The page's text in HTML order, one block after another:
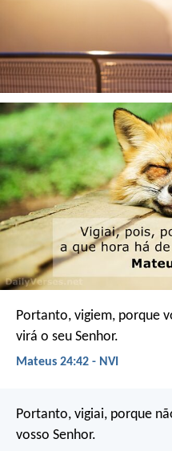
Portanto, vigiem, porque
virá o seu Senhor.
Mateus 24:42 - NVI
Portanto, vigiai, porque
vosso Senhor.